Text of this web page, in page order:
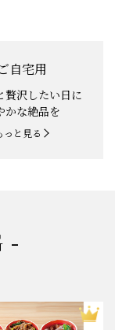
ご自宅用
贅沢したい日に
かな絶品を
っと見る
-